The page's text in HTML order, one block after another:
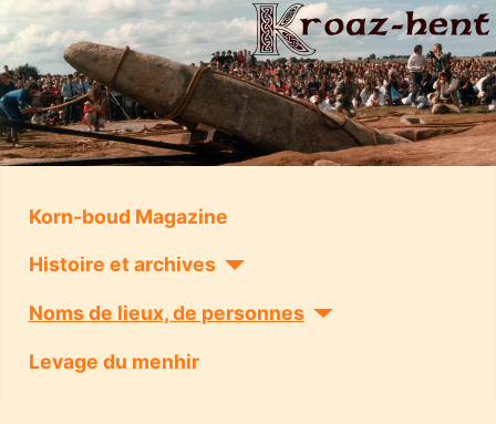
Korn-boud Magazine
Histoire et archives
Noms de lieux, de personnes
Levage du menhir